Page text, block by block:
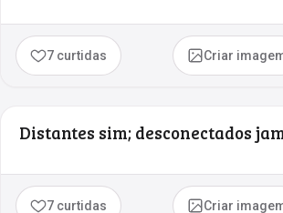
7 curtidas Criar
Distantes sim; desconectados
7 curtidas Criar